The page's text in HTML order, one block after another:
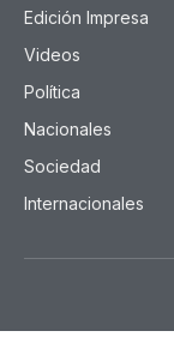
Edición Impresa
Videos
Política
Nacionales
Sociedad
Internacionales